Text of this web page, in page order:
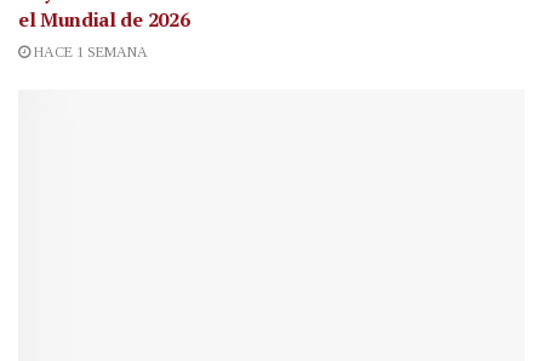
el Mundial de 2026
HACE 1 SEMANA